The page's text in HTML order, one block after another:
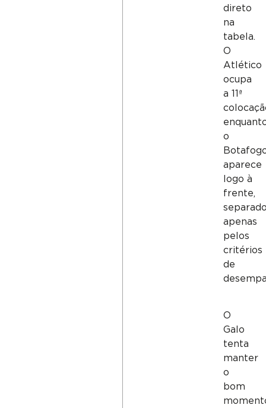
direto
na
tabela.
O
Atlético
ocupa
a 11ª
o
aparece
logo à
frente,
apenas
pelos
critérios
de
O
Galo
tenta
manter
o
bom